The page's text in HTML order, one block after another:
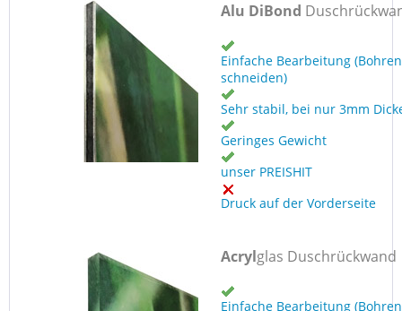
Alu DiBond
Einfache Bearbeitung
schneiden)
Sehr stabil, bei nur 3mm
Geringes Gewicht
unser PREISHIT
Druck auf der Vorderseite
Acrylglas Duschrückwand
Einfache Bearbeitung